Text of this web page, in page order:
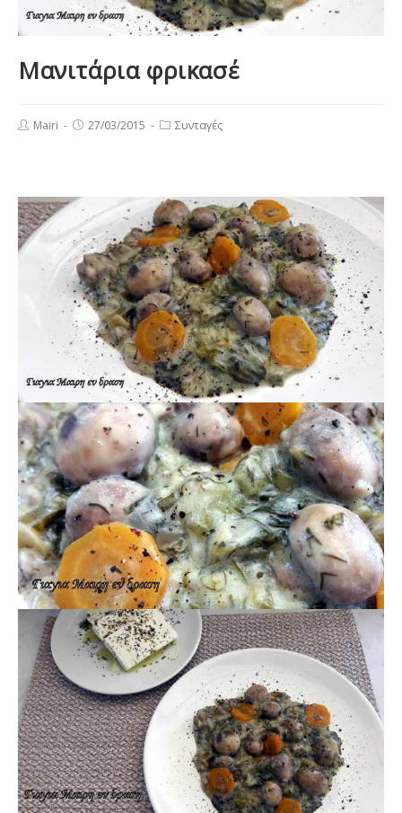
Μανιτάρια φρικασέ
PostMairi
Post27/03/2015
PostΣυνταγές